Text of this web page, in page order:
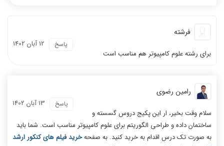
فرشته
12 آبان 1402 پاسخ
برای رشته علوم کامپیوتر هم مناسب است
رامین رضوی
13 آبان 1402 پاسخ
سلام وقت بخیر، ار این پکیج دروس گسسته و
ساختمان داده و طراحی الگوریتم برای علوم کامپیوتر مناسب است. شما باید
به صورت تک درس اقدام به خرید کنید. به صفحهخرید فیلم های کنکور ارشد